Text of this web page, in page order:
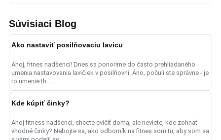
Súvisiaci Blog
Ako nastaviť posilňovaciu lavicu
Ahoj, fitnes nadšenci! Dnes sa ponoríme do často prehliadaného
umenia nastavovania lavičiek v posilňovni. Áno, počuli ste správne - je
to umenie th......
Kde kúpiť činky?
Ahoj fitness nadšenci, chcete cvičiť doma, ale neviete, kde zohnať
vhodné činky? Nebojte sa, ako odborník na fitnes som tu, aby som sa